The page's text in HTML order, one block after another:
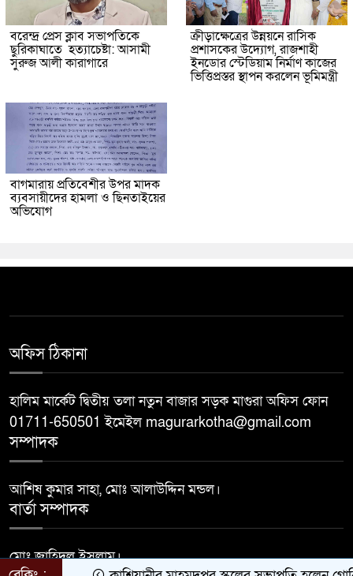
বরেন্দ্র প্রেস ক্লাব সভাপতিকে
ছুরিকাঘাতে হত্যাচেষ্টা: আসামী
সুরুজ আলী কারাগারে
ক্রীড়াক্ষেত্রের উন্নয়নে রাসিক
প্রশাসকের উদ্যোগ, রাজশাহী
ইনডোর স্টেডিয়াম নির্মাণ কাজের
ভিত্তিপ্রস্তর স্থাপন করলেন ভূমিমন্ত্রী
বাগমারায় প্রতিবেশীর উপর মাদক
ব্যবসায়ীদের হামলা ও ছিনতাইয়ের
অভিযোগ
অফিস ঠিকানা
হালিম মার্কেট দ্বিতীয় তলা নতুন বাজার সড়ক মাগুরা অফিস ফোন
01711-650501 ইমেইল magurarkotha@gmail.com
সম্পাদক
আশিষ কুমার সাহা, মোঃ আলাউদ্দিন মন্ডল।
বার্তা সম্পাদক
মোঃ জাহিদুল ইসলাম।